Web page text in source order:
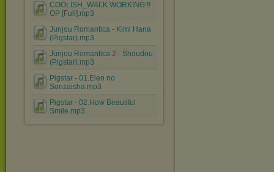
COOLISH_WALK WORKING’!!
OP [Full].mp3
Junjou Romantica - Kimi Hana
(Pigstar).mp3
Junjou Romantica 2 - Shoudou
(Pigstar).mp3
Pigstar - 01.Eien no
Sonzaisha.mp3
Pigstar - 02.How Beautiful
Smile.mp3